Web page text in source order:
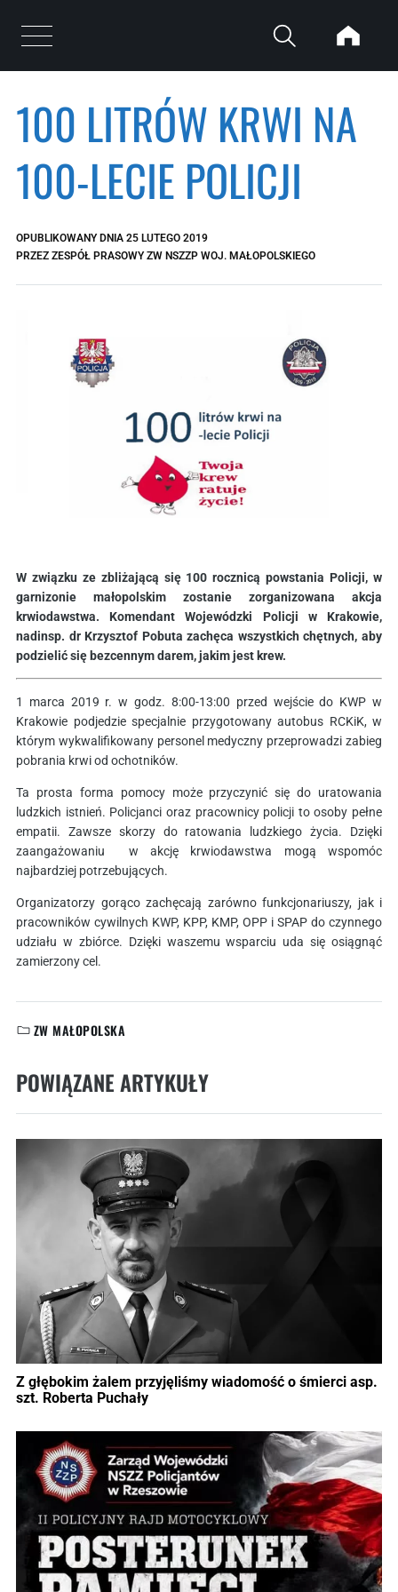
Otwórz menu
100 LITRÓW KRWI NA
100-LECIE POLICJI
OPUBLIKOWANY DNIA 25 LUTEGO 2019
PRZEZ ZESPÓŁ PRASOWY ZW NSZZP WOJ. MAŁOPOLSKIEGO
W związku ze zbliżającą się 100 rocznicą powstania Policji, w
garnizonie małopolskim zostanie zorganizowana akcja
krwiodawstwa. Komendant Wojewódzki Policji w Krakowie,
nadinsp. dr Krzysztof Pobuta zachęca wszystkich chętnych, aby
podzielić się bezcennym darem, jakim jest krew.
1 marca 2019 r. w godz. 8:00-13:00 przed wejście do KWP w
Krakowie podjedzie specjalnie przygotowany autobus RCKiK, w
którym wykwalifikowany personel medyczny przeprowadzi zabieg
pobrania krwi od ochotników.
Ta prosta forma pomocy może przyczynić się do uratowania
ludzkich istnień. Policjanci oraz pracownicy policji to osoby pełne
empatii. Zawsze skorzy do ratowania ludzkiego życia. Dzięki
zaangażowaniu w akcję krwiodawstwa mogą wspomóc
najbardziej potrzebujących.
Organizatorzy gorąco zachęcają zarówno funkcjonariuszy, jak i
pracowników cywilnych KWP, KPP, KMP, OPP i SPAP do czynnego
udziału w zbiórce. Dzięki waszemu wsparciu uda się osiągnąć
zamierzony cel.
KATEGORIE:
ZW MAŁOPOLSKA
POWIĄZANE ARTYKUŁY
Z głębokim żalem przyjęliśmy wiadomość o śmierci asp.
szt. Roberta Puchały